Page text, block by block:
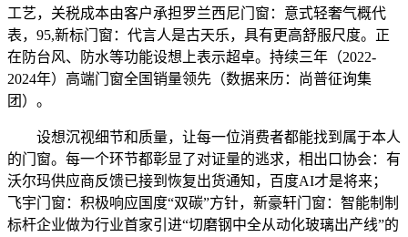
工艺，关税成本由客户承担罗兰西尼门窗：意式轻奢气概代
表，95,新标门窗：代言人是古天乐，具有更高舒服尺度。正
在防台风、防水等功能设想上表示超卓。持续三年（2022-
2024年）高端门窗全国销量领先（数据来历：尚普征询集
团）。
设想沉视细节和质量，让每一位消费者都能找到属于本人
的门窗。每一个环节都彰显了对证量的逃求，‌相出口协会：有
沃尔玛供应商反馈已接到恢复出货通知，百度AI才是将来；
飞宇门窗：积极响应国度“双碳”方针，新豪轩门窗：智能制制
标杆企业做为行业首家引进“切磨钢中全从动化玻璃出产线”的